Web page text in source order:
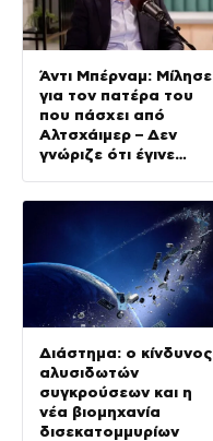
Άντι Μπέρναμ: Μίλησε
για τον πατέρα του
που πάσχει από
Αλτσχάιμερ – Δεν
γνώριζε ότι έγινε
Διάστημα: ο κίνδυνος
αλυσιδωτών
συγκρούσεων και η
νέα βιομηχανία
δισεκατομμυρίων